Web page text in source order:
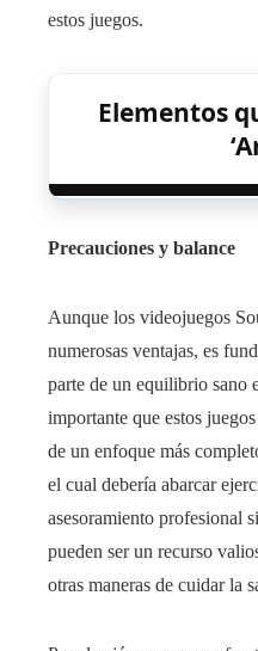
estos juegos.
Elementos
Precauciones y balance
Aunque los videojuegos
numerosas ventajas, es
parte de un equilibrio sano
importante que estos
de un enfoque más
el cual debería abarcar
asesoramiento profesional
pueden ser un recurso
otras maneras de cuidar la